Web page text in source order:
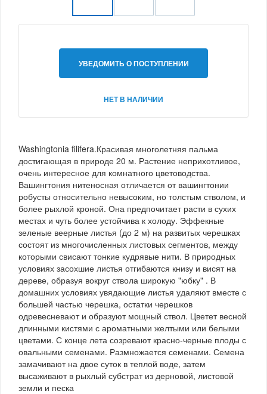
УВЕДОМИТЬ О ПОСТУПЛЕНИИ
НЕТ В НАЛИЧИИ
Washingtonia filifera.Красивая многолетняя пальма
достигающая в природе 20 м. Растение неприхотливое,
очень интересное для комнатного цветоводства.
Вашингтония нитеносная отличается от вашингтонии
робусты относительно невысоким, но толстым стволом, и
более рыхлой кроной. Она предпочитает расти в сухих
местах и чуть более устойчива к холоду. Эффекные
зеленые веерные листья (до 2 м) на развитых черешках
состоят из многочисленных листовых сегментов, между
которыми свисают тонкие кудрявые нити. В природных
условиях засохшие листья отгибаются книзу и висят на
дереве, образуя вокруг ствола широкую "юбку" . В
домашних условиях увядающие листья удаляют вместе с
большей частью черешка, остатки черешков
одревесневают и образуют мощный ствол. Цветет весной
длинными кистями с ароматными желтыми или белыми
цветами. С конце лета созревают красно-черные плоды с
овальными семенами. Размножается семенами. Семена
замачивают на двое суток в теплой воде, затем
высаживают в рыхлый субстрат из дерновой, листовой
земли и песка